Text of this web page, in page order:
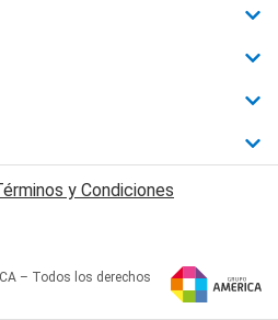
y Condiciones
– Todos los derechos